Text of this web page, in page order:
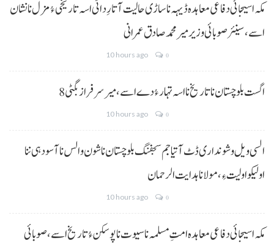
مکہ اسیجائی دفاعی معاہدہ ڈیہہ نا ساڑی حالیت آتا رِد اٹی اسہ تاریخی ءُ مزل نا نشان
اسے،سینئر صوبائی وزیر میر محمد صادق عمرانی
10 hours ago 0
8 اگست بلوچستان نا تاریخ نا اسہ تہار ءُ دے اسے، میرسرفراز بگٹی
10 hours ago 0
السی ویل و شونداری ڈٹ آتیا جم سجفنگ بلوچستان نا شون و الس نا آسودہی ننا
اولیکو اولیت ءِ،مولانا ہدایت الرحمان
10 hours ago 0
مکہ اسیجائی دفاعی معاہدہ امتِ مسلمہ نا سیوت نا پوسکن ءُ تاریخ اسے، صوبائی